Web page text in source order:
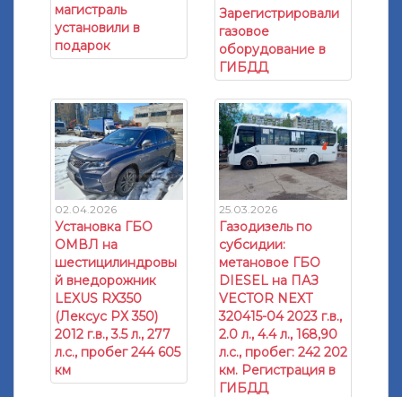
магистраль
установили в
подарок
Зарегистрировали
газовое
оборудование в
ГИБДД
02.04.2026
Установка ГБО
ОМВЛ на
шестицилиндровы
й внедорожник
LEXUS RX350
(Лексус РХ 350)
2012 г.в., 3.5 л., 277
л.с., пробег 244 605
км
25.03.2026
Газодизель по
субсидии:
метановое ГБО
DIESEL на ПАЗ
VECTOR NEXT
320415-04 2023 г.в.,
2.0 л., 4.4 л., 168,90
л.с., пробег: 242 202
км. Регистрация в
ГИБДД